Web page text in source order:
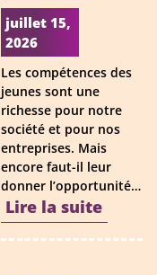
juillet 15,
2026
Les compétences des
jeunes sont une
richesse pour notre
société et pour nos
entreprises. Mais
encore faut-il leur
donner l’opportunité…
Lire la suite: